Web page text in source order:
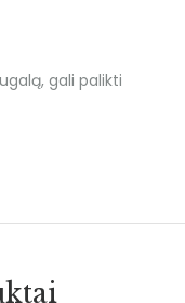
gali palikti